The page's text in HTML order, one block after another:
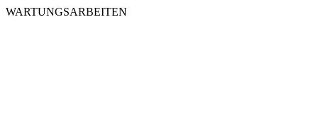
WARTUNGSARBEITEN